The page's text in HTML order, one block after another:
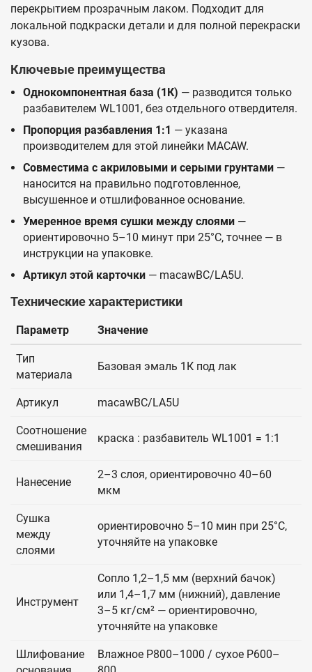
перекрытием прозрачным лаком. Подходит для
локальной подкраски детали и для полной перекраски
кузова.
Ключевые преимущества
Однокомпонентная база (1К) — разводится только
разбавителем WL1001, без отдельного отвердителя.
Пропорция разбавления 1:1 — указана
производителем для этой линейки MACAW.
Совместима с акриловыми и серыми грунтами —
наносится на правильно подготовленное,
высушенное и отшлифованное основание.
Умеренное время сушки между слоями —
ориентировочно 5–10 минут при 25°C, точнее — в
инструкции на упаковке.
Артикул этой карточки — macawBC/LA5U.
Технические характеристики
Параметр Значение
Тип
материала
Базовая эмаль 1К под лак
Артикул macawBC/LA5U
Соотношение
смешивания
краска : разбавитель WL1001 = 1:1
Нанесение
2–3 слоя, ориентировочно 40–60
мкм
Сушка
между
слоями
ориентировочно 5–10 мин при 25°C,
уточняйте на упаковке
Инструмент
Сопло 1,2–1,5 мм (верхний бачок)
или 1,4–1,7 мм (нижний), давление
3–5 кг/см² — ориентировочно,
уточняйте на упаковке
Шлифование
Влажное P800–1000 / сухое P600–